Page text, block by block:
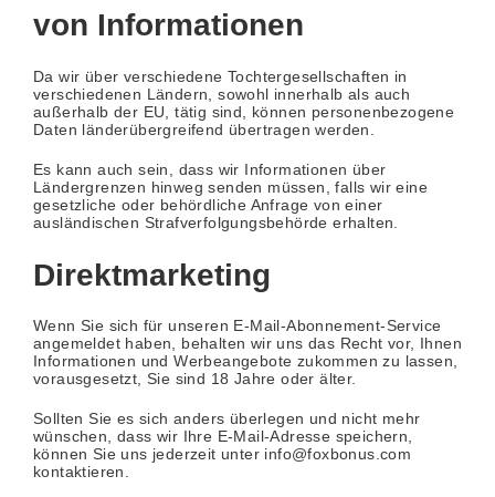
von Informationen
Da wir über verschiedene Tochtergesellschaften in
verschiedenen Ländern, sowohl innerhalb als auch
außerhalb der EU, tätig sind, können personenbezogene
Daten länderübergreifend übertragen werden.
Es kann auch sein, dass wir Informationen über
Ländergrenzen hinweg senden müssen, falls wir eine
gesetzliche oder behördliche Anfrage von einer
ausländischen Strafverfolgungsbehörde erhalten.
Direktmarketing
Wenn Sie sich für unseren E-Mail-Abonnement-Service
angemeldet haben, behalten wir uns das Recht vor, Ihnen
Informationen und Werbeangebote zukommen zu lassen,
vorausgesetzt, Sie sind 18 Jahre oder älter.
Sollten Sie es sich anders überlegen und nicht mehr
wünschen, dass wir Ihre E-Mail-Adresse speichern,
können Sie uns jederzeit unter info@foxbonus.com
kontaktieren.